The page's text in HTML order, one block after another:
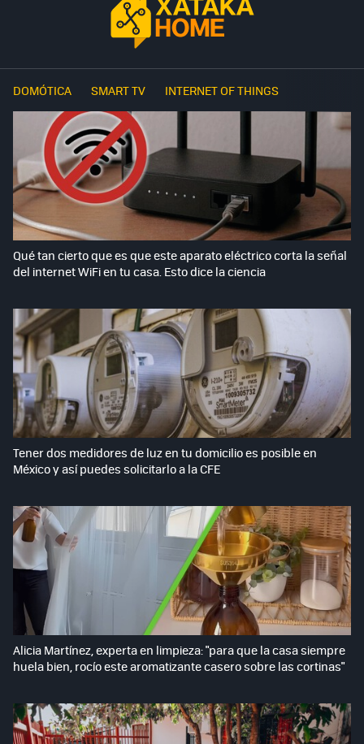
DOMÓTICA SMART TV INTERNET OF THINGS
Qué tan cierto que es que este aparato eléctrico corta la señal
del internet WiFi en tu casa. Esto dice la ciencia
Tener dos medidores de luz en tu domicilio es posible en
México y así puedes solicitarlo a la CFE
Alicia Martínez, experta en limpieza: "para que la casa siempre
huela bien, rocío este aromatizante casero sobre las cortinas"